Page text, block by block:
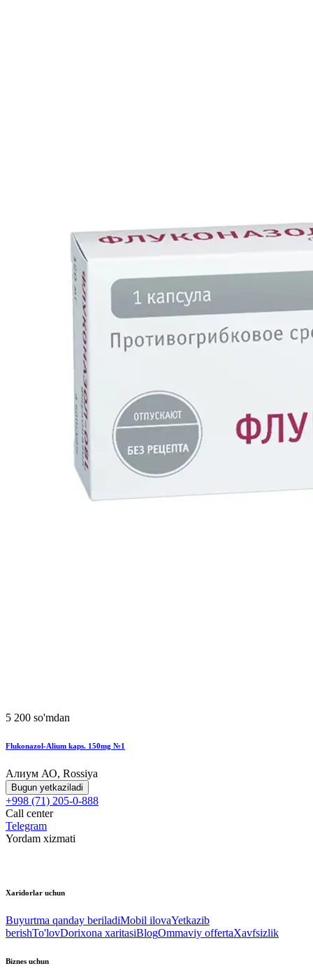
5 200 so'mdan
Flukonazol-Alium kaps. 150mg №1
Алиум АО, Rossiya
Bugun yetkaziladi
+998 (71) 205-0-888
Call center
Telegram
Yordam xizmati
Xaridorlar uchun
Buyurtma qanday beriladiMobil ilovaYetkazib
berishTo'lovDorixona xaritasiBlogOmmaviy offertaXavfsizlik
Biznes uchun